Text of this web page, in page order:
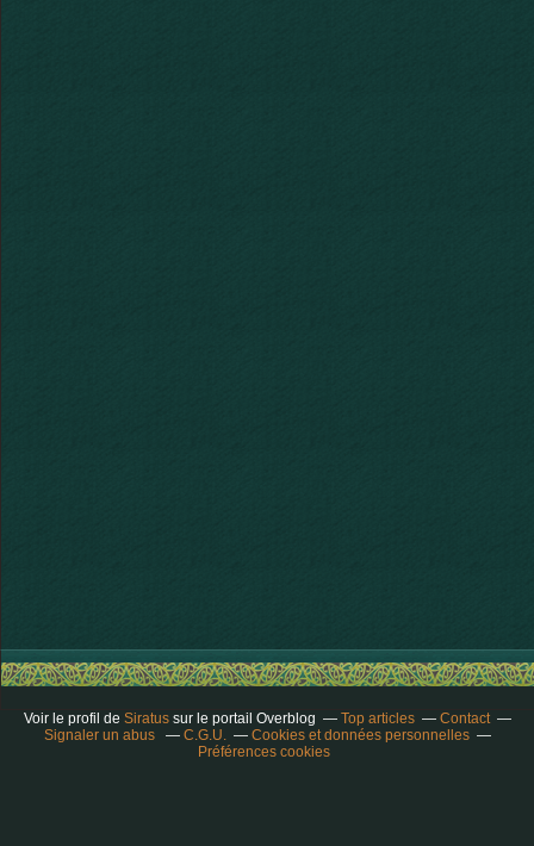
Voir le profil de Siratussur le portail Overblog Top articles
Contact
Signaler un abus
C.G.U.
Cookies et données personnelles
Préférences cookies